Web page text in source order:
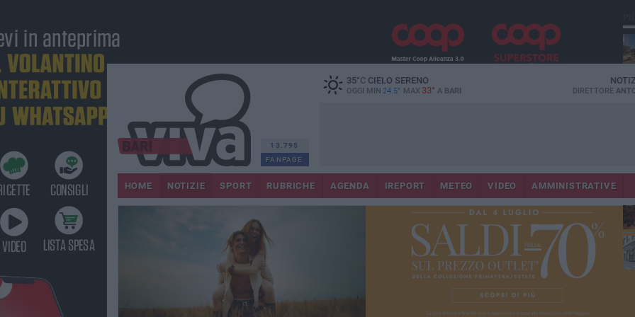
13.795
FANPAGE
35°CCIELO SERENO
OGGI MIN 24.5° MAX 33° A BARI DIRETTORE
HOME NOTIZIE SPORT RUBRICHE AGENDA IREPORT METEO VIDEO AMMINISTRATIVE